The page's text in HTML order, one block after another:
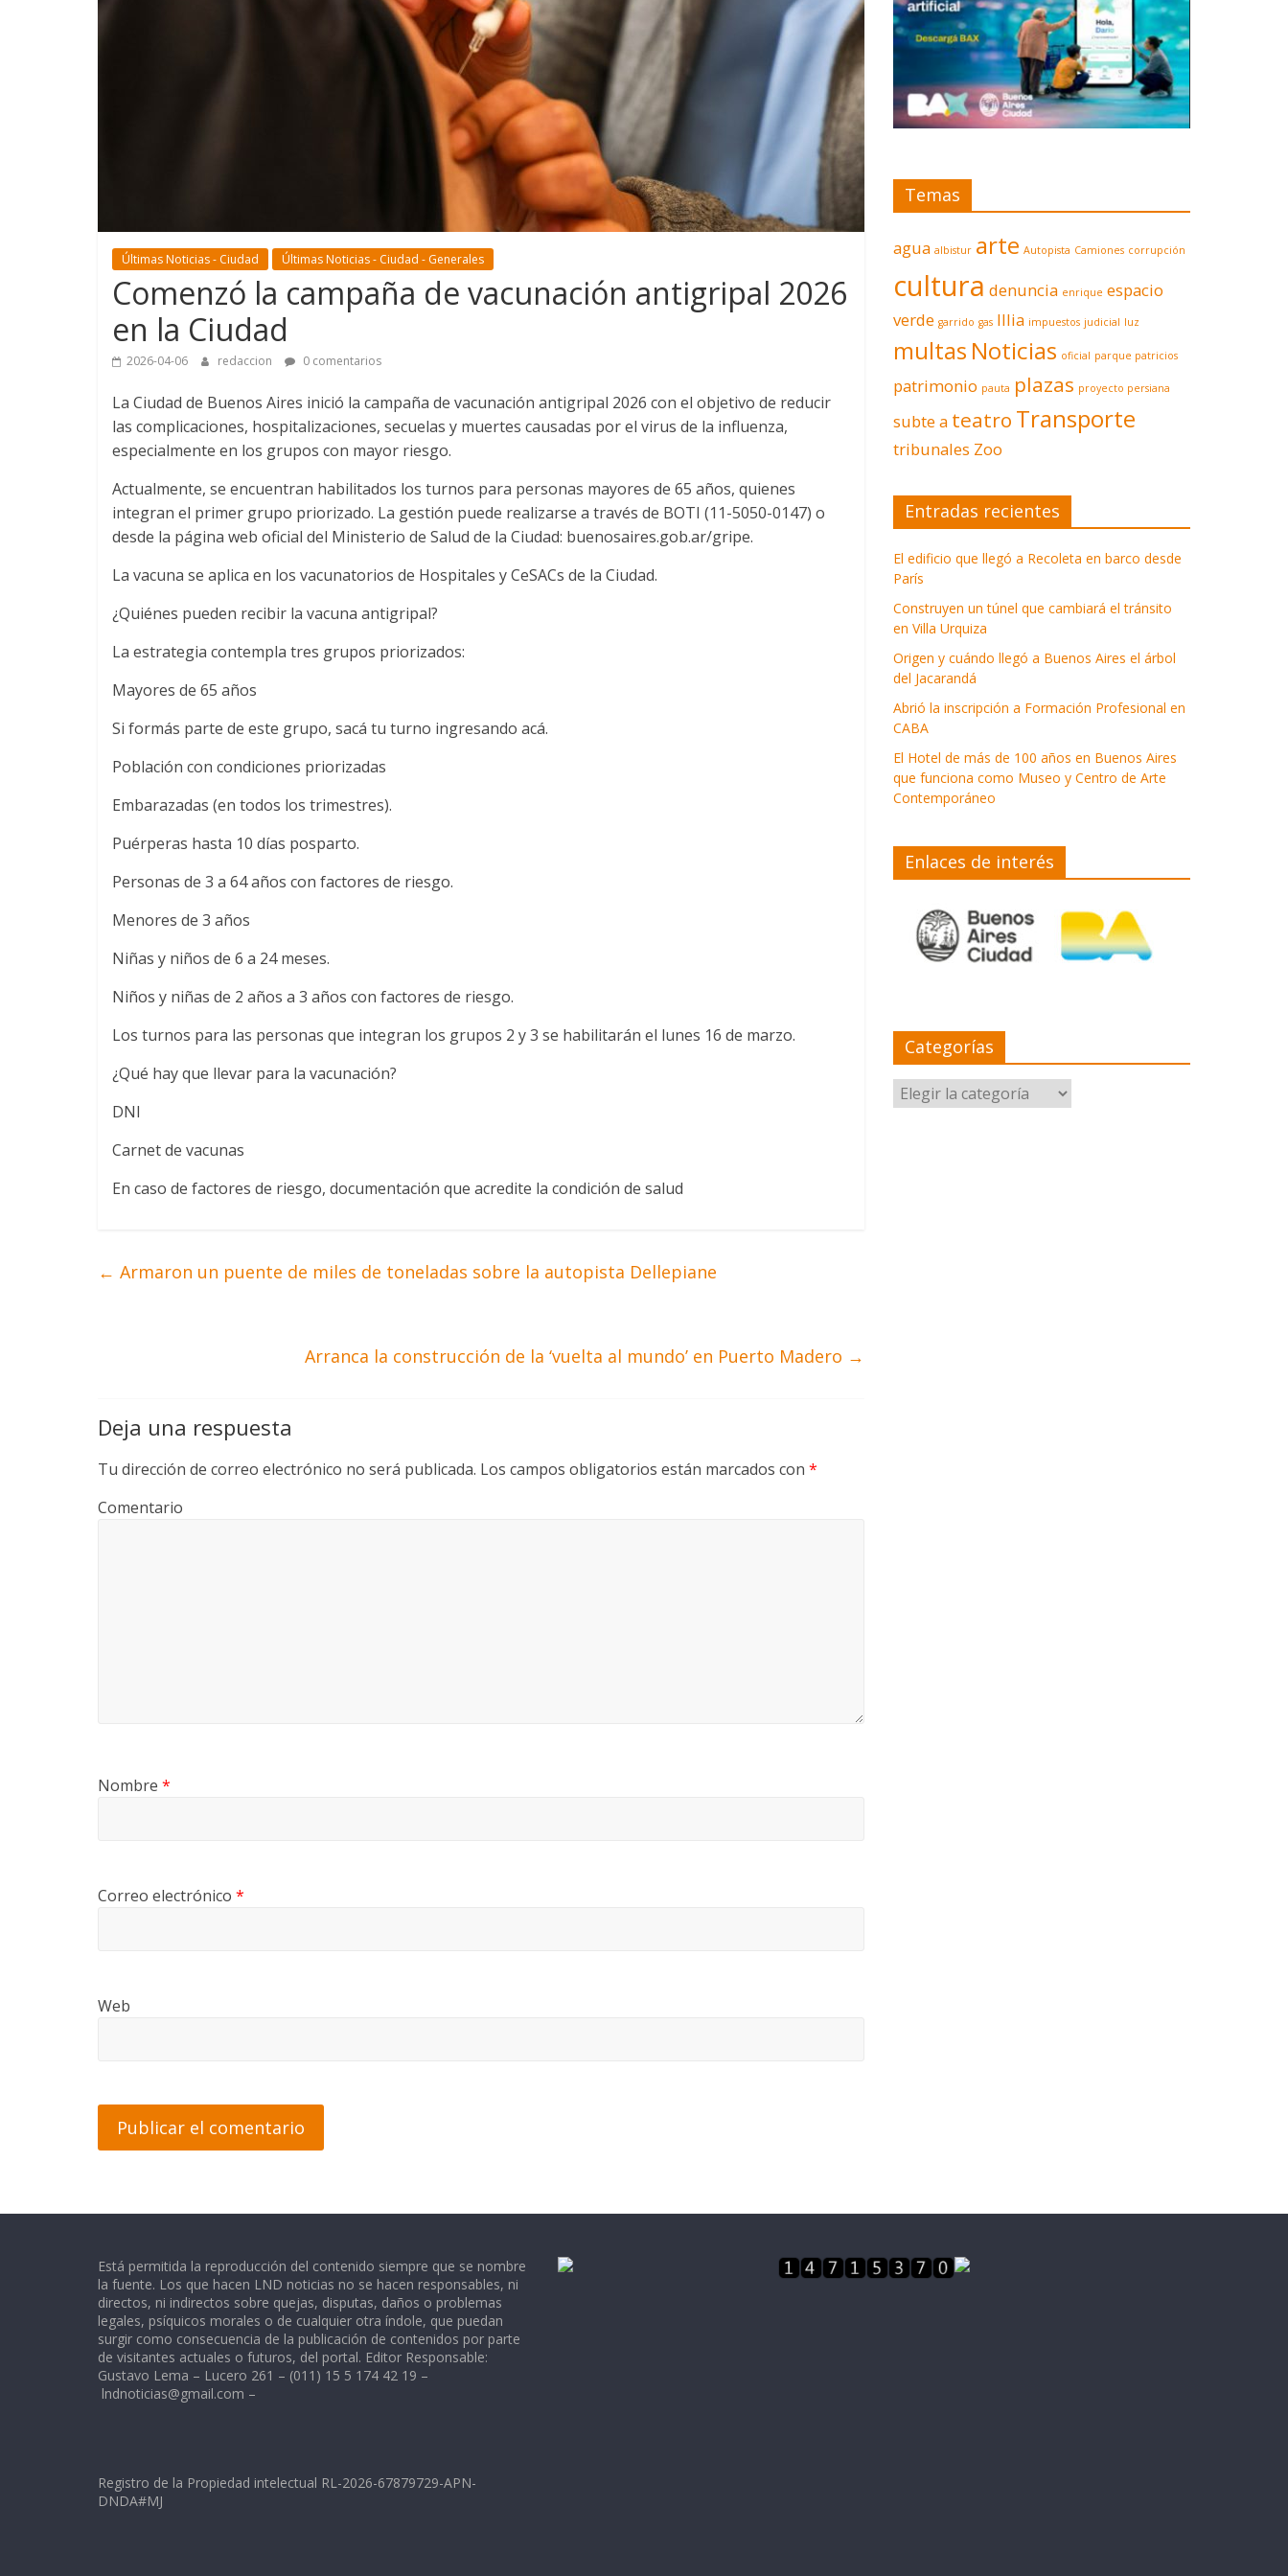
Últimas Noticias - Ciudad Últimas Noticias - Ciudad - Generales
Comenzó la campaña de vacunación antigripal 2026
en la Ciudad
2026-04-06 redaccion 0 comentarios
La Ciudad de Buenos Aires inició la campaña de vacunación antigripal 2026 con el objetivo de reducir
las complicaciones, hospitalizaciones, secuelas y muertes causadas por el virus de la influenza,
especialmente en los grupos con mayor riesgo.
Actualmente, se encuentran habilitados los turnos para personas mayores de 65 años, quienes
integran el primer grupo priorizado. La gestión puede realizarse a través de BOTI (11-5050-0147) o
desde la página web oficial del Ministerio de Salud de la Ciudad: buenosaires.gob.ar/gripe.
La vacuna se aplica en los vacunatorios de Hospitales y CeSACs de la Ciudad.
¿Quiénes pueden recibir la vacuna antigripal?
La estrategia contempla tres grupos priorizados:
Mayores de 65 años
Si formás parte de este grupo, sacá tu turno ingresando acá.
Población con condiciones priorizadas
Embarazadas (en todos los trimestres).
Puérperas hasta 10 días posparto.
Personas de 3 a 64 años con factores de riesgo.
Menores de 3 años
Niñas y niños de 6 a 24 meses.
Niños y niñas de 2 años a 3 años con factores de riesgo.
Los turnos para las personas que integran los grupos 2 y 3 se habilitarán el lunes 16 de marzo.
¿Qué hay que llevar para la vacunación?
DNI
Carnet de vacunas
En caso de factores de riesgo, documentación que acredite la condición de salud
← Armaron un puente de miles de toneladas sobre la autopista Dellepiane
Arranca la construcción de la ‘vuelta al mundo’ en Puerto Madero →
Deja una respuesta
Tu dirección de correo electrónico no será publicada. Los campos obligatorios están marcados con *
Comentario
Nombre *
Correo electrónico *
Web
Temas
agua albistur arte Autopista Camiones corrupción
cultura denuncia enrique espacio
verde garrido gas Illia impuestos judicial luz
multas Noticias oficial parque patricios
patrimonio pauta plazas proyecto persiana
subte a teatro Transporte
tribunales Zoo
Entradas recientes
El edificio que llegó a Recoleta en barco desde
París
Construyen un túnel que cambiará el tránsito
en Villa Urquiza
Origen y cuándo llegó a Buenos Aires el árbol
del Jacarandá
Abrió la inscripción a Formación Profesional en
CABA
El Hotel de más de 100 años en Buenos Aires
que funciona como Museo y Centro de Arte
Contemporáneo
Enlaces de interés
Categorías
Categorías
Está permitida la reproducción del contenido siempre que se nombre
la fuente. Los que hacen LND noticias no se hacen responsables, ni
directos, ni indirectos sobre quejas, disputas, daños o problemas
legales, psíquicos morales o de cualquier otra índole, que puedan
surgir como consecuencia de la publicación de contenidos por parte
de visitantes actuales o futuros, del portal. Editor Responsable:
Gustavo Lema – Lucero 261 – (011) 15 5 174 42 19 –
lndnoticias@gmail.com –
Registro de la Propiedad intelectual RL-2026-67879729-APN-
DNDA#MJ